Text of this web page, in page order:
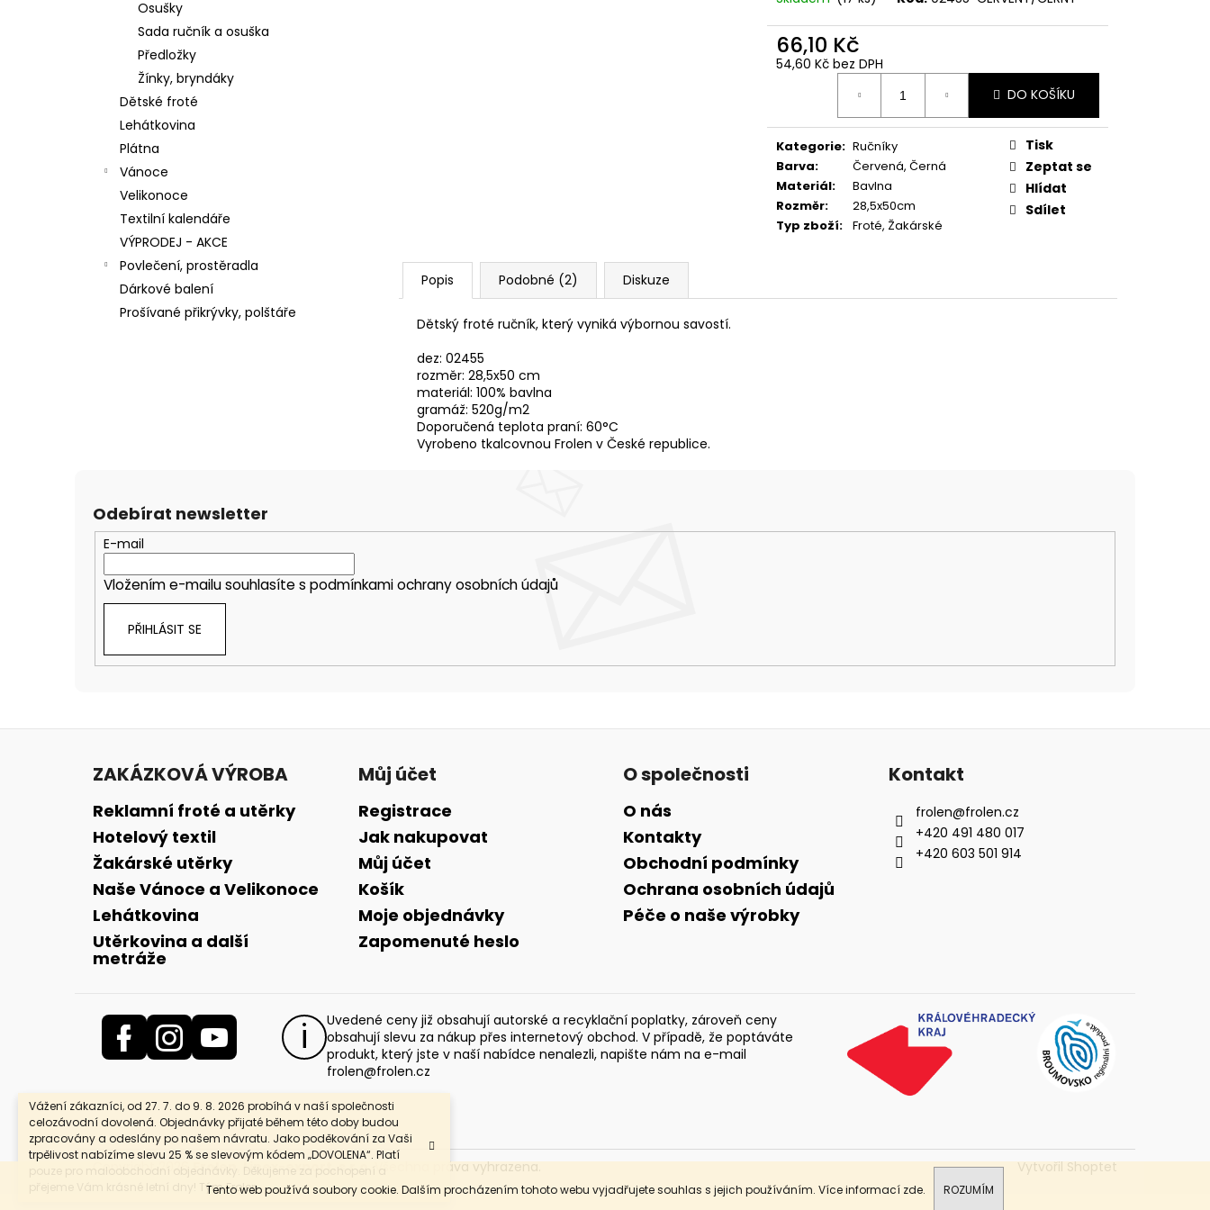
Tento web používá soubory cookie. Dalším procházením tohoto webu vyjadřujete souhlas s jejich používáním. Více informací zde. ROZUMÍM
Vážení zákazníci, od 27. 7. do 9. 8. 2026 probíhá v naší společnosti
celozávodní dovolená. Objednávky přijaté během této doby budou
zpracovány a odeslány po našem návratu. Jako poděkování za Vaši
trpělivost nabízíme slevu 25 % se slevovým kódem „DOVOLENA“. Platí
pouze pro maloobchodní objednávky. Děkujeme za pochopení a
přejeme Vám krásné letní dny! Tým Frolen
Osušky
Sada ručník a osuška
Předložky
Žínky, bryndáky
Dětské froté
Lehátkovina
Plátna
Vánoce
Velikonoce
Textilní kalendáře
VÝPRODEJ - AKCE
Povlečení, prostěradla
Dárkové balení
Prošívané přikrývky, polštáře
66,10 Kč
54,60 Kč bez DPH
DO KOŠÍKU
Kategorie: Ručníky
Barva:
Červená, Černá
Materiál:
Bavlna
Rozměr:
28,5x50cm
Typ zboží: Froté, Žakárské
Tisk
Zeptat se
Hlídat
Sdílet
Popis Podobné (2) Diskuze
Dětský froté ručník, který vyniká výbornou savostí.
dez: 02455
rozměr: 28,5x50 cm
materiál: 100% bavlna
gramáž: 520g/m2
Doporučená teplota praní: 60°C
Vyrobeno tkalcovnou Frolen v České republice.
59,30 Kč
Odebírat newsletter
E-mail
Vložením e-mailu souhlasíte s podmínkami ochrany osobních údajů
PŘIHLÁSIT SE
ZAKÁZKOVÁ VÝROBA
Reklamní froté a utěrky
Hotelový textil
Žakárské utěrky
Naše Vánoce a Velikonoce
Lehátkovina
Utěrkovina a další
metráže
Můj účet
Registrace
Jak nakupovat
Můj účet
Košík
Moje objednávky
Zapomenuté heslo
O společnosti
O nás
Kontakty
Obchodní podmínky
Ochrana osobních údajů
Péče o naše výrobky
Kontakt
frolen@frolen.cz
+420 491 480 017
+420 603 501 914
Uvedené ceny již obsahují autorské a recyklační poplatky, zároveň ceny
obsahují slevu za nákup přes internetový obchod. V případě, že poptáváte
produkt, který jste v naší nabídce nenalezli, napište nám na e-mail
frolen@frolen.cz
Vytvořil Shoptet
Copyright 2026 Frolen, Linex-export, s.r.o . Všechna práva vyhrazena.